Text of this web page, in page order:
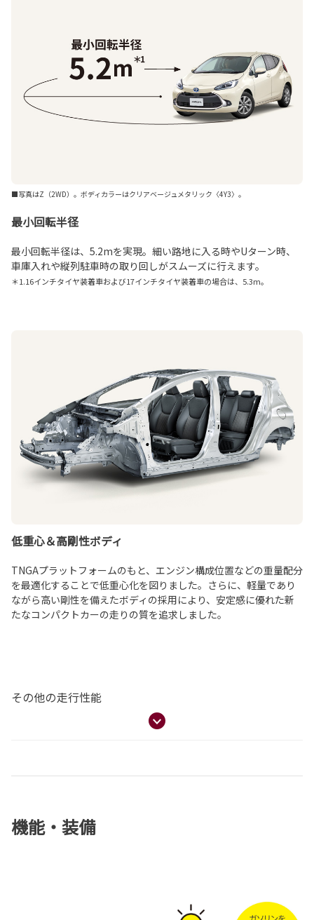
■写真はZ（2WD）。ボディカラーはクリアベージュメタリック〈4Y3〉。
最小回転半径
最小回転半径は、5.2mを実現。細い路地に入る時やUターン時、
車庫入れや縦列駐車時の取り回しがスムーズに行えます。
＊1.16インチタイヤ装着車および17インチタイヤ装着車の場合は、5.3m。
低重心＆高剛性ボディ
TNGAプラットフォームのもと、エンジン構成位置などの重量配分
を最適化することで低重心化を図りました。さらに、軽量であり
ながら高い剛性を備えたボディの採用により、安定感に優れた新
たなコンパクトカーの走りの質を追求しました。
その他の走行性能
機能・装備